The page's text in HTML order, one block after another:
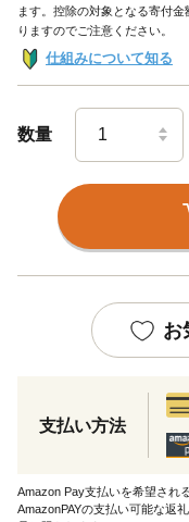
ます。控除の対象となる寄付
りますのでご注意ください。
仕組みについて知る
数量
お
支払い方法
Amazon Pay支払いを希望され
AmazonPAYの支払い可能な返